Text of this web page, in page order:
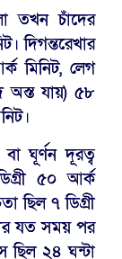
তখন চাঁদের
দিগন্তরেখার
মিনিট, লেগ
অস্ত যায়) ৫৮
ঘূর্ণন দূরত্ব
৫০ আর্ক
ছিল ৭ ডিগ্রী
যত সময় পর
ছিল ২৪ ঘন্টা